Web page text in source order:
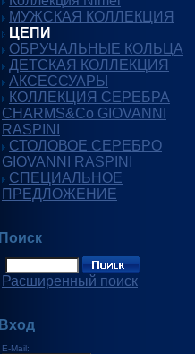
МУЖСКАЯ КОЛЛЕКЦИЯ
ЦЕПИ
ОБРУЧАЛЬНЫЕ КОЛЬЦА
ДЕТСКАЯ КОЛЛЕКЦИЯ
АКСЕССУАРЫ
КОЛЛЕКЦИЯ СЕРЕБРА
CHARMS&Co GIOVANNI
RASPINI
СТОЛОВОЕ СЕРЕБРО
GIOVANNI RASPINI
СПЕЦИАЛЬНОЕ
ПРЕДЛОЖЕНИЕ
Поиск
Расширенный поиск
Вход
E-Mail: